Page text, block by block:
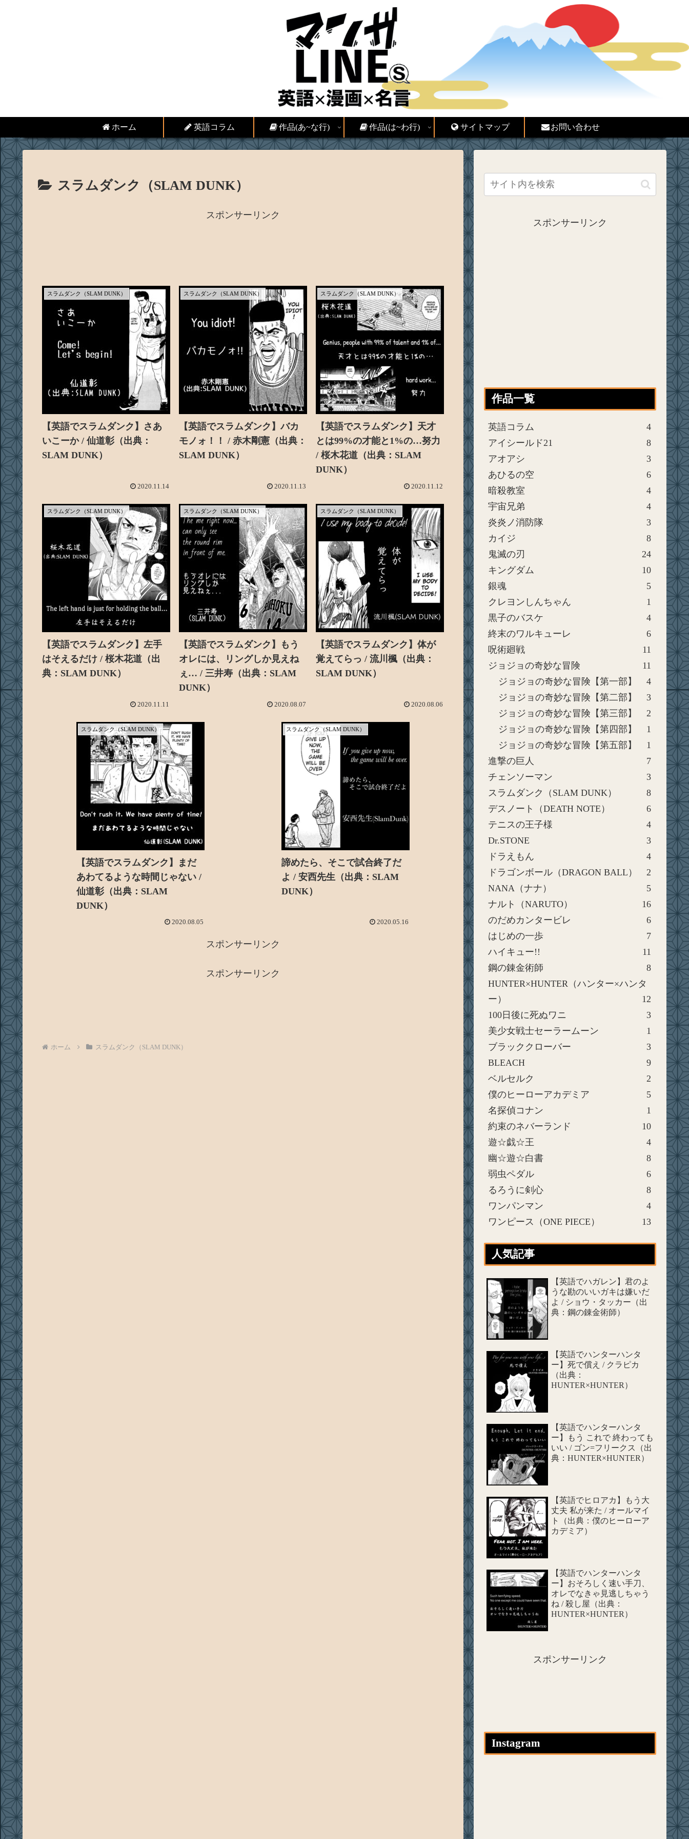
ホーム 英語コラム 作品(あ~な行) 作品(は~わ行) サイトマップ お問い合わせ
スラムダンク（SLAM DUNK）
スポンサーリンク
スラムダンク（SLAM DUNK）
【英語でスラムダンク】さあ
いこーか / 仙道彰（出典：
SLAM DUNK）
2020.11.14
スラムダンク（SLAM DUNK）
【英語でスラムダンク】バカ
モノォ！！ / 赤木剛憲（出典：
SLAM DUNK）
2020.11.13
スラムダンク（SLAM DUNK）
【英語でスラムダンク】天才
とは99%の才能と1%の…努力
/ 桜木花道（出典：SLAM
DUNK）
2020.11.12
スラムダンク（SLAM DUNK）
【英語でスラムダンク】左手
はそえるだけ / 桜木花道（出
典：SLAM DUNK）
2020.11.11
スラムダンク（SLAM DUNK）
【英語でスラムダンク】もう
オレには、リングしか見えね
ぇ… / 三井寿（出典：SLAM
DUNK）
2020.08.07
スラムダンク（SLAM DUNK）
【英語でスラムダンク】体が
覚えてらっ / 流川楓（出典：
SLAM DUNK）
2020.08.06
スラムダンク（SLAM DUNK）
【英語でスラムダンク】まだ
あわてるような時間じゃない /
仙道彰（出典：SLAM
DUNK）
2020.08.05
スラムダンク（SLAM DUNK）
諦めたら、そこで試合終了だ
よ / 安西先生（出典：SLAM
DUNK）
2020.05.16
スポンサーリンク
スポンサーリンク
ホーム スラムダンク（SLAM DUNK）
スポンサーリンク
作品一覧
英語コラム
4
アイシールド21
8
アオアシ
3
あひるの空
6
暗殺教室
4
宇宙兄弟
4
炎炎ノ消防隊
3
カイジ
8
鬼滅の刃
24
キングダム
10
銀魂
5
クレヨンしんちゃん
1
黒子のバスケ
4
終末のワルキューレ
6
呪術廻戦
11
ジョジョの奇妙な冒険
11
ジョジョの奇妙な冒険【第一部】
4
ジョジョの奇妙な冒険【第二部】
3
ジョジョの奇妙な冒険【第三部】
2
ジョジョの奇妙な冒険【第四部】
1
ジョジョの奇妙な冒険【第五部】
1
進撃の巨人
7
チェンソーマン
3
スラムダンク（SLAM DUNK）
8
デスノート（DEATH NOTE）
6
テニスの王子様
4
Dr.STONE
3
ドラえもん
4
ドラゴンボール（DRAGON BALL）
2
NANA（ナナ）
5
ナルト（NARUTO）
16
のだめカンタービレ
6
はじめの一歩
7
ハイキュー!!
11
鋼の錬金術師
8
HUNTER×HUNTER（ハンター×ハンタ
ー）
12
100日後に死ぬワニ
3
美少女戦士セーラームーン
1
ブラッククローバー
3
BLEACH
9
ベルセルク
2
僕のヒーローアカデミア
5
名探偵コナン
1
約束のネバーランド
10
遊☆戯☆王
4
幽☆遊☆白書
8
弱虫ペダル
6
るろうに剣心
8
ワンパンマン
4
ワンピース（ONE PIECE）
13
人気記事
【英語でハガレン】君のよ
うな勘のいいガキは嫌いだ
よ / ショウ・タッカー（出
典：鋼の錬金術師）
【英語でハンターハンタ
ー】死で償え / クラピカ
（出典：
HUNTER×HUNTER）
【英語でハンターハンタ
ー】もう これで 終わっても
いい / ゴン=フリークス（出
典：HUNTER×HUNTER）
【英語でヒロアカ】もう大
丈夫 私が来た / オールマイ
ト（出典：僕のヒーローア
カデミア）
【英語でハンターハンタ
ー】おそろしく速い手刀、
オレでなきゃ見逃しちゃう
ね / 殺し屋（出典：
HUNTER×HUNTER）
スポンサーリンク
Instagram